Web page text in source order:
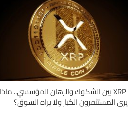
XRP بين الشكوك والرهان المؤسسي.. ماذا
يرى المستثمرون الكبار ولا يراه السوق؟